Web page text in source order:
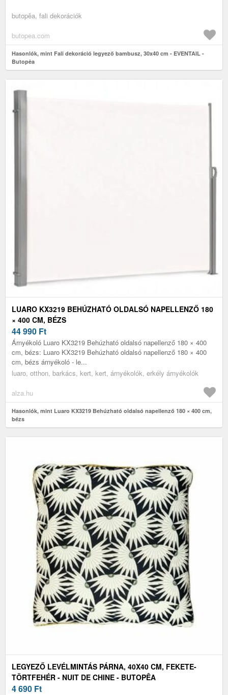
butopêa, fali dekorációk
butopea.com
Hasonlók, mint Fali dekoráció legyező bambusz, 30x40 cm - EVENTAIL -
Butopêa
LUARO KX3219 BEHÚZHATÓ OLDALSÓ NAPELLENZŐ 180
× 400 CM, BÉZS
44 990 Ft
Árnyékoló Luaro KX3219 Behúzható oldalsó napellenző 180 × 400
cm, bézs: Luaro KX3219 Behúzható oldalsó napellenző 180 × 400
cm, bézs árnyékoló - le...
luaro, otthon, barkács, kert, kert, árnyékolók, erkély árnyékolók
alza.hu
Hasonlók, mint Luaro KX3219 Behúzható oldalsó napellenző 180 × 400 cm,
bézs
LEGYEZŐ LEVÉLMINTÁS PÁRNA, 40X40 CM, FEKETE-
TÖRTFEHÉR - NUIT DE CHINE - BUTOPÊA
4 690 Ft